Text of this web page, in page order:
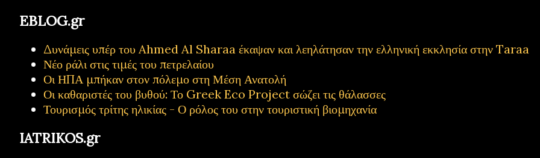
EBLOG.gr
Δυνάμεις υπέρ του Ahmed Al Sharaa έκαψαν και λεηλάτησαν την ελληνική εκκλησία στην Taraa
Νέο ράλι στις τιμές του πετρελαίου
Οι ΗΠΑ μπήκαν στον πόλεμο στη Μέση Ανατολή
Οι καθαριστές του βυθού: Το Greek Eco Project σώζει τις θάλασσες
Τουρισμός τρίτης ηλικίας - Ο ρόλος του στην τουριστική βιομηχανία
IATRIKOS.gr